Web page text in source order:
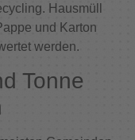
Hausmüll
und Karton
werden.
Tonne